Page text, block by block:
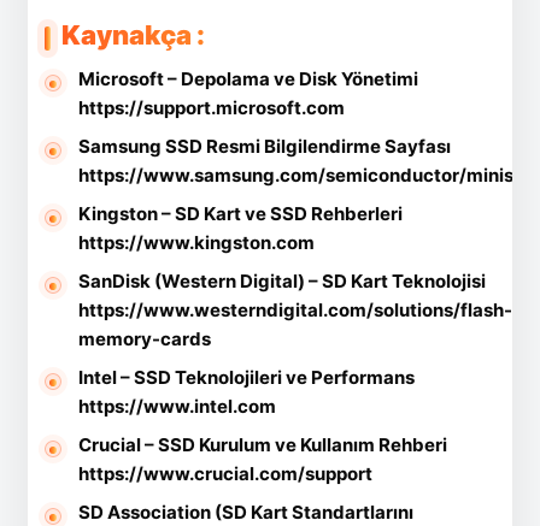
Kaynakça :
Microsoft – Depolama ve Disk Yönetimi
https://support.microsoft.com
Samsung SSD Resmi Bilgilendirme Sayfası
https://www.samsung.com/semiconductor/
Kingston – SD Kart ve SSD Rehberleri
https://www.kingston.com
SanDisk (Western Digital) – SD Kart Teknolojisi
https://www.westerndigital.com/solutions/flash-
memory-cards
Intel – SSD Teknolojileri ve Performans
https://www.intel.com
Crucial – SSD Kurulum ve Kullanım Rehberi
https://www.crucial.com/support
SD Association (SD Kart Standartlarını